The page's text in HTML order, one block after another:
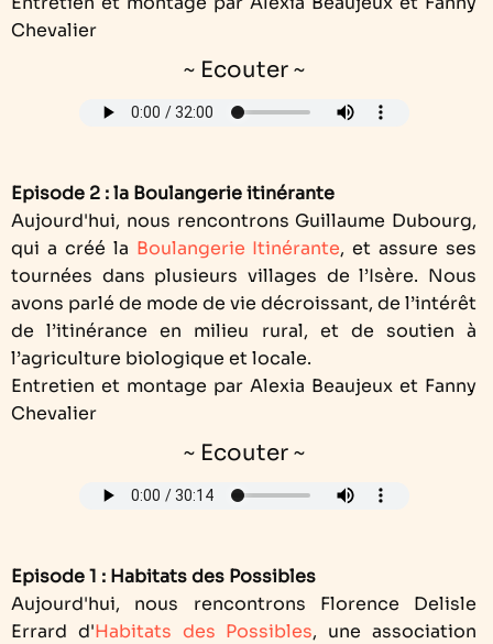
Chevalier
~ Ecouter ~
Episode 2 : la Boulangerie itinérante
Aujourd'hui, nous rencontrons Guillaume Dubourg,
qui a créé la Boulangerie Itinérante, et assure ses
tournées dans plusieurs villages de l’Isère. Nous
avons parlé de mode de vie décroissant, de l’intérêt
de l’itinérance en milieu rural, et de soutien à
l’agriculture biologique et locale.
Entretien et montage par Alexia Beaujeux et Fanny
Chevalier
~ Ecouter ~
Episode 1 : Habitats des Possibles
Aujourd'hui, nous rencontrons Florence Delisle
Errard d'Habitats des Possibles, une association